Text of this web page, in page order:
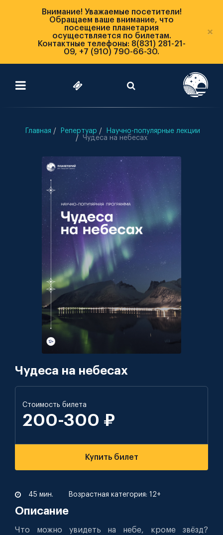
Внимание! Уважаемые посетители!
Обращаем ваше внимание, что
посещение планетария
осуществляется по билетам.
Контактные телефоны: 8(831) 281-21-
09, +7 (910) 790-66-30.
×
Главная Репертуар
Научно-популярные лекции
Чудеса на небесах
Чудеса на небесах
45 мин. Возрастная категория: 12+
Описание
Что можно увидеть на небе, кроме звёзд?
Стоимость билета
200-300 ₽
Купить билет